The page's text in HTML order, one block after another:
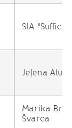
SIA "Sufficio"
Jeļena Alute
Marika
Švarca